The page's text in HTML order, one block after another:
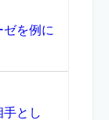
を例に
とし